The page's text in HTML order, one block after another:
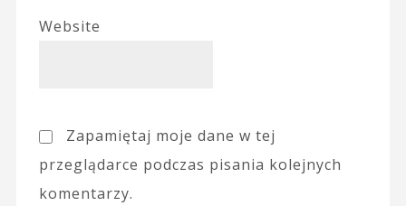
Website
Zapamiętaj moje dane w tej
przeglądarce podczas pisania kolejnych
komentarzy.